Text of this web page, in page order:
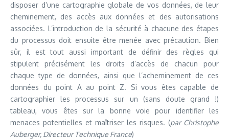
disposer d’une cartographie globale de vos données, de leur
cheminement, des accès aux données et des autorisations
associées. L’introduction de la sécurité à chacune des étapes
du processus doit ensuite être menée avec précaution. Bien
sûr, il est tout aussi important de définir des règles qui
stipulent précisément les droits d’accès de chacun pour
chaque type de données, ainsi que l’acheminement de ces
données du point A au point Z. Si vous êtes capable de
cartographier les processus sur un (sans doute grand !)
tableau, vous êtes sur la bonne voie pour identifier les
menaces potentielles et maîtriser les risques. (par Christophe
Auberger, Directeur Technique France)